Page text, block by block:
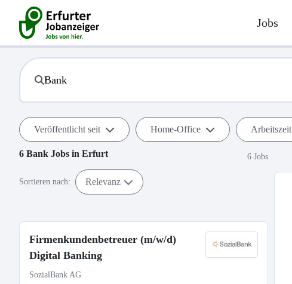
Jobs
Veröffentlicht seit Home-Office Arbeitszeit
6 Bank Jobs in Erfurt 6 Jobs
Sortieren nach: Relevanz
Firmenkundenbetreuer (m/w/d)
Digital Banking
SozialBank AG